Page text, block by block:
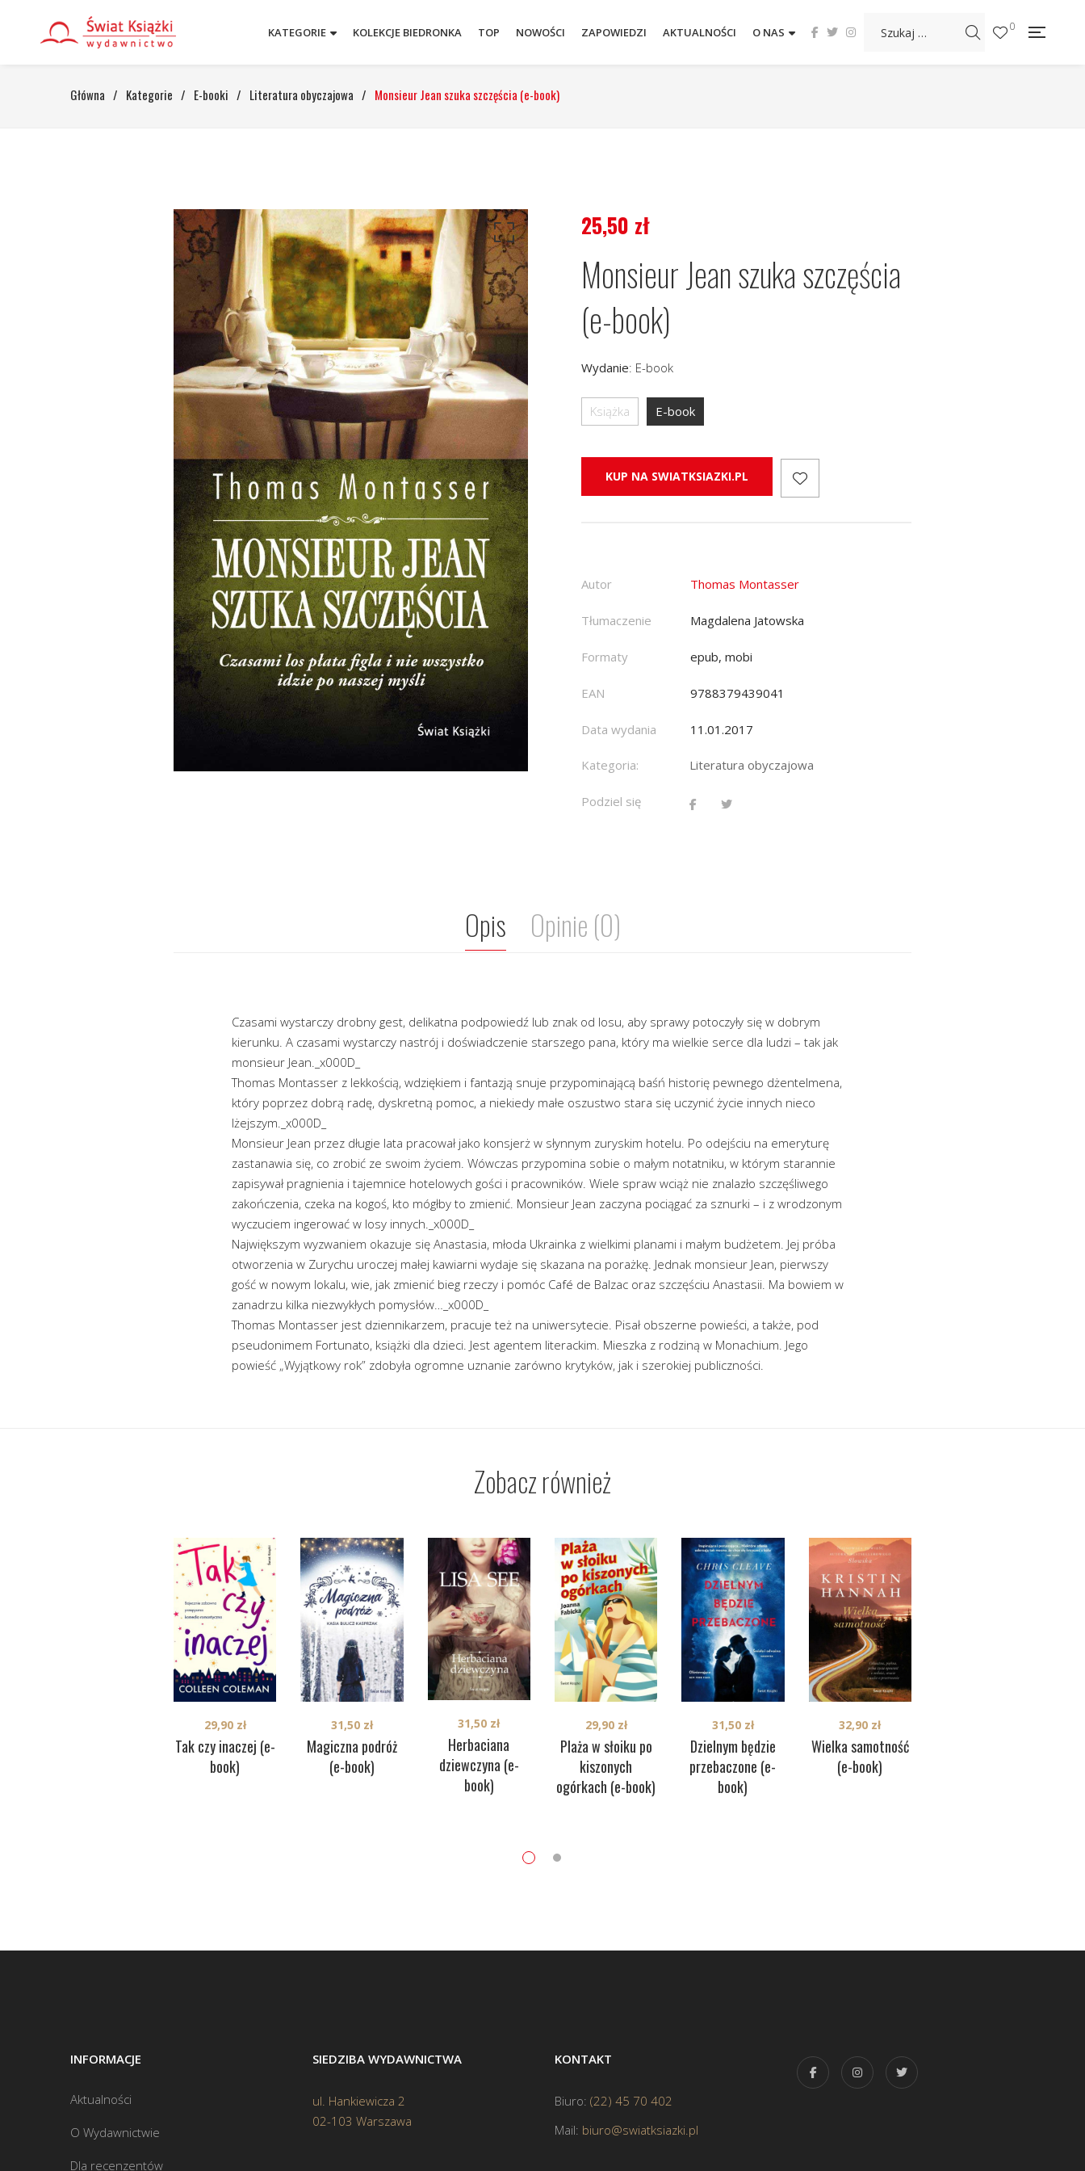
KATEGORIE KOLEKCJE BIEDRONKA TOP NOWOŚCI ZAPOWIEDZI AKTUALNOŚCI O NAS 0
Główna / Kategorie / E-booki / Literatura obyczajowa / Monsieur Jean szuka szczęścia (e-book)
25,50 zł
Monsieur Jean szuka szczęścia
(e-book)
Wydanie: E-book
Książka E-book
KUP NA SWIATKSIAZKI.PL
Autor Thomas Montasser
Tłumaczenie Magdalena Jatowska
Formaty epub, mobi
EAN 9788379439041
Data wydania 11.01.2017
Kategoria: Literatura obyczajowa
Podziel się
Opis Opinie (0)
Czasami wystarczy drobny gest, delikatna podpowiedź lub znak od losu, aby sprawy potoczyły się w dobrym
kierunku. A czasami wystarczy nastrój i doświadczenie starszego pana, który ma wielkie serce dla ludzi – tak jak
monsieur Jean._x000D_
Thomas Montasser z lekkością, wdziękiem i fantazją snuje przypominającą baśń historię pewnego dżentelmena,
który poprzez dobrą radę, dyskretną pomoc, a niekiedy małe oszustwo stara się uczynić życie innych nieco
lżejszym._x000D_
Monsieur Jean przez długie lata pracował jako konsjerż w słynnym zuryskim hotelu. Po odejściu na emeryturę
zastanawia się, co zrobić ze swoim życiem. Wówczas przypomina sobie o małym notatniku, w którym starannie
zapisywał pragnienia i tajemnice hotelowych gości i pracowników. Wiele spraw wciąż nie znalazło szczęśliwego
zakończenia, czeka na kogoś, kto mógłby to zmienić. Monsieur Jean zaczyna pociągać za sznurki – i z wrodzonym
wyczuciem ingerować w losy innych._x000D_
Największym wyzwaniem okazuje się Anastasia, młoda Ukrainka z wielkimi planami i małym budżetem. Jej próba
otworzenia w Zurychu uroczej małej kawiarni wydaje się skazana na porażkę. Jednak monsieur Jean, pierwszy
gość w nowym lokalu, wie, jak zmienić bieg rzeczy i pomóc Café de Balzac oraz szczęściu Anastasii. Ma bowiem w
zanadrzu kilka niezwykłych pomysłów…_x000D_
Thomas Montasser jest dziennikarzem, pracuje też na uniwersytecie. Pisał obszerne powieści, a także, pod
pseudonimem Fortunato, książki dla dzieci. Jest agentem literackim. Mieszka z rodziną w Monachium. Jego
powieść „Wyjątkowy rok” zdobyła ogromne uznanie zarówno krytyków, jak i szerokiej publiczności.
Zobacz również
Tak czy inaczej (e-
book)
29,90 zł
Magiczna podróż
(e-book)
31,50 zł
Herbaciana
dziewczyna (e-
book)
31,50 zł
Plaża w słoiku po
kiszonych
ogórkach (e-book)
29,90 zł
Dzielnym będzie
przebaczone (e-
book)
31,50 zł
Wielka samotność
(e-book)
32,90 zł
INFORMACJE
Aktualności
O Wydawnictwie
Dla recenzentów
SIEDZIBA WYDAWNICTWA
ul. Hankiewicza 2
02-103 Warszawa
KONTAKT
Biuro: (22) 45 70 402
Mail: biuro@swiatksiazki.pl